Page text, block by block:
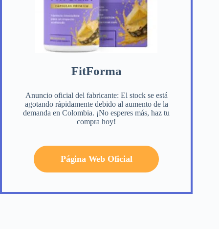
FitForma
Anuncio oficial del fabricante: El stock se está
agotando rápidamente debido al aumento de la
demanda en Colombia. ¡No esperes más, haz tu
compra hoy!
Página Web Oficial